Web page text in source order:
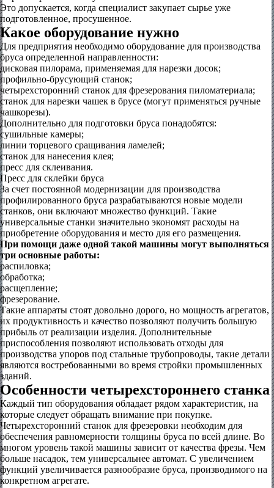
Это допускается, когда специалист закупает сырье уже
подготовленное, просушенное.
Какое оборудование нужно
Для предприятия необходимо оборудование для производства
бруса определенной направленности:
дисковая пилорама, применяемая для нарезки досок;
профильно-брусующий станок;
четырехсторонний станок для фрезерования пиломатериала;
станок для нарезки чашек в брусе (могут применяться ручные
чашкорезы).
Дополнительно для подготовки бруса понадобятся:
сушильные камеры;
линии торцевого сращивания ламелей;
станок для нанесения клея;
пресс для склеивания.
Пресс для склейки бруса
За счет постоянной модернизации для производства
профилированного бруса разрабатываются новые модели
станков, они включают множество функций. Такие
универсальные станки значительно экономят расходы на
приобретение оборудования и место для его размещения.
При помощи даже одной такой машины могут выполняться
три основные работы:
распиловка;
обработка;
расщепление;
фрезерование.
Такие аппараты стоят довольно дорого, но мощность агрегатов,
их продуктивность и качество позволяют получить большую
прибыль от реализации изделия. Дополнительные
приспособления позволяют использовать отходы для
производства упоров под стальные трубопроводы, такие детали
являются востребованными во время стройки промышленных
зданий.
Особенности четырехстороннего станка
Каждый тип оборудования обладает рядом характеристик, на
которые следует обращать внимание при покупке.
Четырехсторонний станок для фрезеровки необходим для
обеспечения равномерности толщины бруса по всей длине. Во
многом уровень такой машины зависит от качества фрезы. Чем
больше насадок, тем универсальнее автомат. С увеличением
функций увеличивается разнообразие бруса, производимого на
конкретном агрегате.